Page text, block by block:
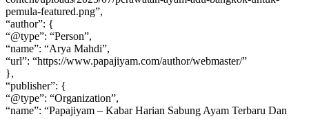
pemula-featured.png”,
“author”: {
“@type”: “Person”,
“name”: “Arya Mahdi”,
“url”: “https://www.papajiyam.com/author/webmaster/”
},
“publisher”: {
“@type”: “Organization”,
“name”: “Papajiyam – Kabar Harian Sabung Ayam Terbaru Dan